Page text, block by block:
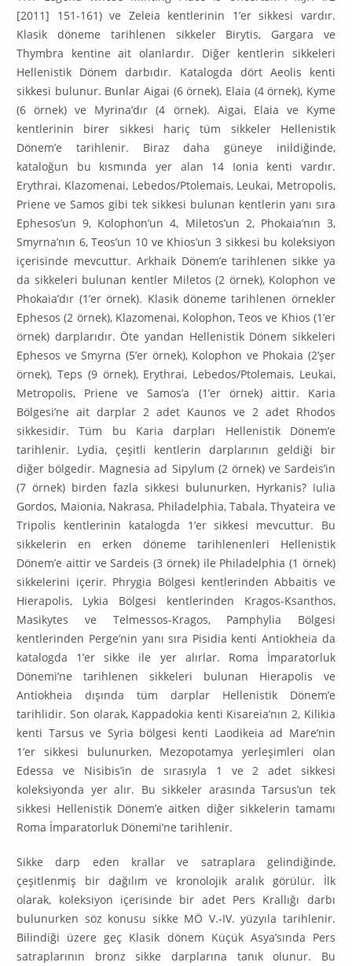
[2011] 151-161) ve Zeleia kentlerinin 1’er sikkesi vardır.
Klasik döneme tarihlenen sikkeler Birytis, Gargara ve
Thymbra kentine ait olanlardır. Diğer kentlerin sikkeleri
Hellenistik Dönem darbıdır. Katalogda dört Aeolis kenti
sikkesi bulunur. Bunlar Aigai (6 örnek), Elaia (4 örnek), Kyme
(6 örnek) ve Myrina’dır (4 örnek). Aigai, Elaia ve Kyme
kentlerinin birer sikkesi hariç tüm sikkeler Hellenistik
Dönem’e tarihlenir. Biraz daha güneye inildi­ğinde,
kataloğun bu kısmında yer alan 14 Ionia kenti vardır.
Erythrai, Kla­zo­menai, Lebedos/Ptolemais, Leukai, Metropolis,
Priene ve Samos gibi tek sikkesi bulunan kentlerin yanı sıra
Ephesos’un 9, Kolophon’un 4, Miletos’un 2, Phokaia’nın 3,
Smyrna’nın 6, Teos’un 10 ve Khios’un 3 sikkesi bu koleksi­yon
içerisinde mevcuttur. Arkhaik Dönem’e tarihlenen sikke ya
da sikkeleri bulunan kentler Miletos (2 örnek), Kolophon ve
Phokaia’dır (1’er örnek). Klasik döneme tarihlenen örnekler
Ephesos (2 örnek), Klazomenai, Kolo­phon, Teos ve Khios (1’er
örnek) darplarıdır. Öte yandan Hellenistik Dönem sikkeleri
Ephesos ve Smyrna (5’er örnek), Kolophon ve Phokaia (2’şer
örnek), Teps (9 örnek), Erythrai, Lebedos/Ptolemais, Leukai,
Metropolis, Priene ve Samos’a (1’er örnek) aittir. Karia
Bölgesi’ne ait darplar 2 adet Kaunos ve 2 adet Rhodos
sikkesidir. Tüm bu Karia darpları Hellenistik Dönem’e
tarihlenir. Lydia, çeşitli kentlerin darplarının geldiği bir
diğer bölgedir. Magnesia ad Sipylum (2 örnek) ve Sardeis’in
(7 örnek) birden fazla sikkesi bulunurken, Hyrkanis? Iulia
Gordos, Maionia, Nakrasa, Philadelphia, Tabala, Thyateira ve
Tripolis kentlerinin katalogda 1’er sikkesi mevcuttur. Bu
sikkelerin en erken döneme tarihlenenleri Hellenistik
Dönem’e aittir ve Sardeis (3 örnek) ile Philadelphia (1 örnek)
sikkelerini içerir. Phrygia Bölgesi kentlerinden Abbaitis ve
Hierapolis, Lykia Bölgesi kentlerinden Kragos-Ksanthos,
Masikytes ve Telmessos-Kragos, Pamphylia Bölgesi
kentlerinden Perge’nin yanı sıra Pisidia kenti Antiokheia da
katalogda 1’er sikke ile yer alırlar. Roma İmparatorluk
Dönemi’ne tarihlenen sikkeleri bulunan Hierapolis ve
Antiokheia dışında tüm darplar Hellenistik Dönem’e
tarihlidir. Son olarak, Kappadokia kenti Kisare­ia’nın 2, Kilikia
kenti Tarsus ve Syria bölgesi kenti Laodikeia ad Mare’nin
1’er sikkesi bulunurken, Mezopotamya yerleşimleri olan
Edessa ve Nisibis’in de sırasıyla 1 ve 2 adet sikkesi
koleksiyonda yer alır. Bu sikkeler arasında Tar­sus’un tek
sikkesi Hellenistik Dönem’e aitken diğer sikkelerin tamamı
Roma İmparatorluk Dönemi’ne tarihlenir.
Sikke darp eden krallar ve satraplara gelindiğinde,
çeşitlenmiş bir dağılım ve kronolojik aralık görülür. İlk
olarak, koleksiyon içerisinde bir adet Pers Krallığı darbı
bulunurken söz konusu sikke MÖ V.-IV. yüzyıla tarihlenir.
Bilin­diği üzere geç Klasik dönem Küçük Asya’sında Pers
satraplarının bronz sikke darplarına tanık olunur. Bu